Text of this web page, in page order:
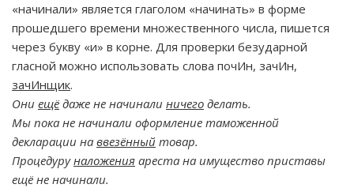
«начинали» является глаголом «начинать» в форме
прошедшего времени множественного числа, пишется
через букву «и» в корне. Для проверки безударной
гласной можно использовать слова почИн, зачИн,
зачИнщик.
Они ещё даже не начинали ничего делать.
Мы пока не начинали оформление таможенной
декларации на ввезённый товар.
Процедуруналожения ареста на имущество приставы
ещё не начинали.